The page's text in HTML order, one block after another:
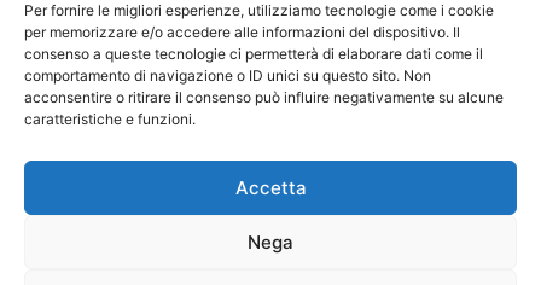
Per fornire le migliori esperienze, utilizziamo tecnologie come i cookie
per memorizzare e/o accedere alle informazioni del dispositivo. Il
consenso a queste tecnologie ci permetterà di elaborare dati come il
comportamento di navigazione o ID unici su questo sito. Non
acconsentire o ritirare il consenso può influire negativamente su alcune
caratteristiche e funzioni.
Accetta
Nega
Cronaca
13482
Attualità
7296
top
News
4208
Cultura
Economia